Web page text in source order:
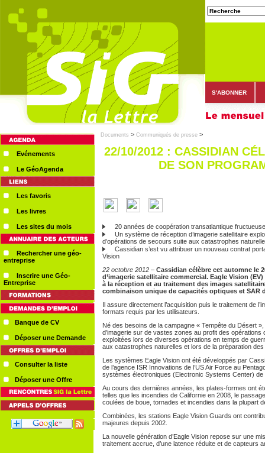
S'ABONNER
Evénements
Le GéoAgenda
Les favoris
Les livres
Les sites du mois
Rechercher une géo-
entreprise
Inscrire une Géo-
Entreprise
Banque de CV
Déposer une Demande
Consulter la liste
Déposer une Offre
Documents > Communiqués de presse >
22/10/2012 : CASSIDIAN
DE SON
20 années de coopération transatlantique
Un système de réception d’imagerie satellitaire
d’opérations de secours suite aux catastrophes
Cassidian s’est vu attribuer un nouveau contrat
Vision
22 octobre 2012 – Cassidian célèbre cet automne le
d’imagerie satellitaire commercial. Eagle Vision
à la réception et au traitement des images
combinaison unique de capacités optiques et SAR
Il assure directement l’acquisition puis le traitement de
formats requis par les utilisateurs.
Né des besoins de la campagne « Tempête du Désert
d’imagerie sur de vastes zones au profit des
exploitées lors de diverses opérations en temps de
aux catastrophes naturelles et lors de la préparation
Les systèmes Eagle Vision ont été développés par
de l’agence ISR Innovations de l’US Air Force au
systèmes électroniques (Electronic Systems Center)
Au cours des dernières années, les plates-formes ont
telles que les incendies de Californie en 2008, le
coulées de boue, tornades et incendies dans la plupart
Combinées, les stations Eagle Vision Guards ont
majeures depuis 2002.
La nouvelle génération d’Eagle Vision repose sur une
traitement accrue, d’une latence réduite et de capteurs